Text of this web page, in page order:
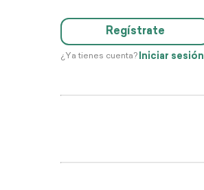
Regístrate
¿Ya tienes cuenta? Iniciar sesión